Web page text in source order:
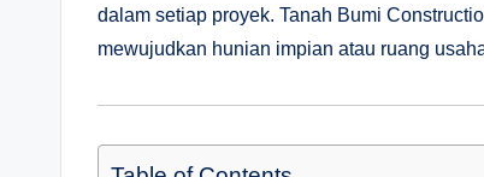
dalam setiap proyek. Tanah Bumi
mewujudkan hunian impian atau ruang